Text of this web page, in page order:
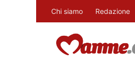
Chi siamo Redazione